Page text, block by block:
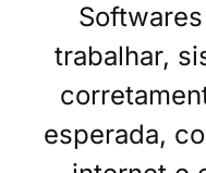
trabalhar,
esperada,